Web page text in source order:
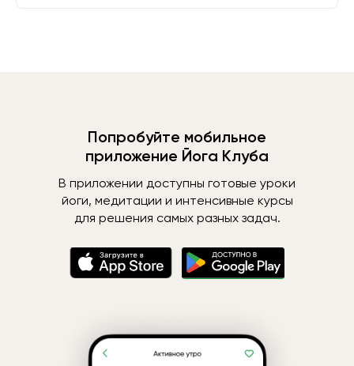
Попробуйте мобильное
приложение Йога Клуба
В приложении доступны готовые уроки
йоги, медитации и интенсивные курсы
для решения самых разных задач.